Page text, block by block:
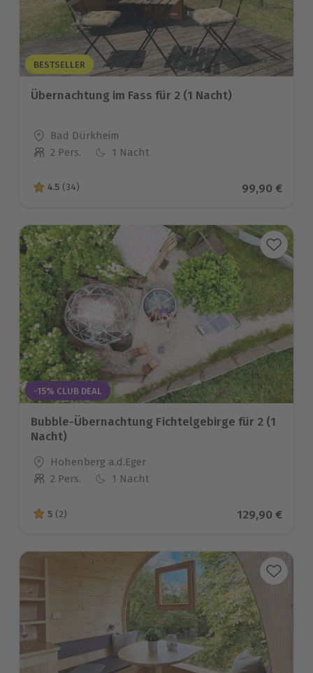
BESTSELLER
Übernachtung im Fass für 2 (1 Nacht)
Standort
Bad Dürkheim
Anzahl der Teilnehmer
2 Pers. 1 Nacht
4.5 von 5 Sternen basierend auf 34 Bewertungen
4.5 (34) Aktueller
99,90 €
-15% CLUB DEAL
Bubble-Übernachtung Fichtelgebirge für 2 (1
Nacht)
Standort
Hohenberg a.d.Eger
Anzahl der Teilnehmer
2 Pers. 1 Nacht
5 von 5 Sternen basierend auf 2 Bewertungen
5 (2) Aktueller
129,90 €